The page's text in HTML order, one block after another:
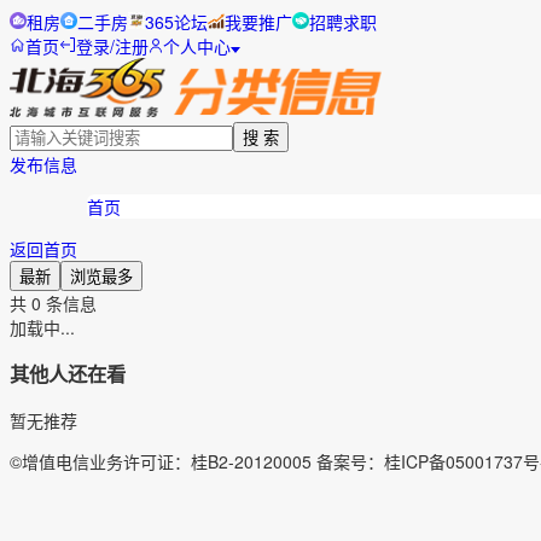
租房 二手房 365论坛 我要推广
招聘求职
首页
登录/注册 个人中心
搜 索
发布信息
首页
返回首页
最新 浏览最多
共 0 条信息
加载中...
其他人还在看
暂无推荐
©增值电信业务许可证：桂B2-20120005 备案号：桂ICP备05001737